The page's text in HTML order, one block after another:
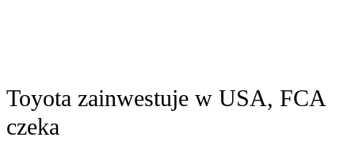
Toyota zainwestuje w USA, FCA
czeka